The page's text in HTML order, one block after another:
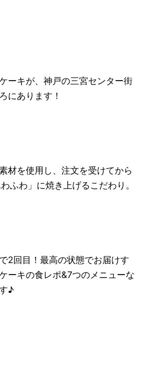
ーキが、神戸の三宮センター街
にあります！
材を使用し、注文を受けてから
ふわ」に焼き上げるこだわり。
2回目！最高の状態でお届けす
ーキの食レポ&7つのメニューな
♪